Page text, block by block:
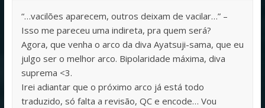
“…vacilões aparecem, outros deixam de vacilar…” –
Isso me pareceu uma indireta, pra quem será?
Agora, que venha o arco da diva Ayatsuji-sama, que eu
julgo ser o melhor arco. Bipolaridade máxima, diva
suprema <3.
Irei adiantar que o próximo arco já está todo
traduzido, só falta a revisão, QC e encode… Vou